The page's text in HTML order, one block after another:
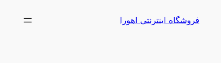
فروشگاه اینترنتی اهورا